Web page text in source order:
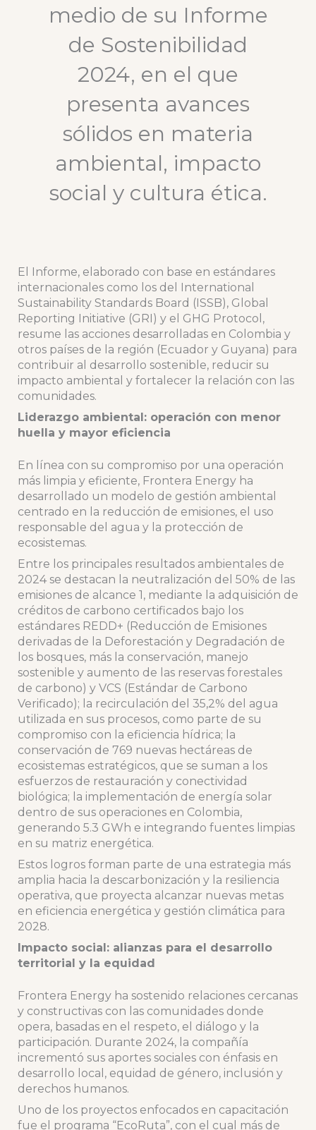
medio de su Informe
de Sostenibilidad
2024, en el que
presenta avances
sólidos en materia
ambiental, impacto
social y cultura ética.
El Informe, elaborado con base en estándares
internacionales como los del International
Sustainability Standards Board (ISSB), Global
Reporting Initiative (GRI) y el GHG Protocol,
resume las acciones desarrolladas en Colombia y
otros países de la región (Ecuador y Guyana) para
contribuir al desarrollo sostenible, reducir su
impacto ambiental y fortalecer la relación con las
comunidades.
Liderazgo ambiental: operación con menor
huella y mayor eficiencia
En línea con su compromiso por una operación
más limpia y eficiente, Frontera Energy ha
desarrollado un modelo de gestión ambiental
centrado en la reducción de emisiones, el uso
responsable del agua y la protección de
ecosistemas.
Entre los principales resultados ambientales de
2024 se destacan la neutralización del 50% de las
emisiones de alcance 1, mediante la adquisición de
créditos de carbono certificados bajo los
estándares REDD+ (Reducción de Emisiones
derivadas de la Deforestación y Degradación de
los bosques, más la conservación, manejo
sostenible y aumento de las reservas forestales
de carbono) y VCS (Estándar de Carbono
Verificado); la recirculación del 35,2% del agua
utilizada en sus procesos, como parte de su
compromiso con la eficiencia hídrica; la
conservación de 769 nuevas hectáreas de
ecosistemas estratégicos, que se suman a los
esfuerzos de restauración y conectividad
biológica; la implementación de energía solar
dentro de sus operaciones en Colombia,
generando 5.3 GWh e integrando fuentes limpias
en su matriz energética.
Estos logros forman parte de una estrategia más
amplia hacia la descarbonización y la resiliencia
operativa, que proyecta alcanzar nuevas metas
en eficiencia energética y gestión climática para
2028.
Impacto social: alianzas para el desarrollo
territorial y la equidad
Frontera Energy ha sostenido relaciones cercanas
y constructivas con las comunidades donde
opera, basadas en el respeto, el diálogo y la
participación. Durante 2024, la compañía
incrementó sus aportes sociales con énfasis en
desarrollo local, equidad de género, inclusión y
derechos humanos.
Uno de los proyectos enfocados en capacitación
fue el programa “EcoRuta”, con el cual más de